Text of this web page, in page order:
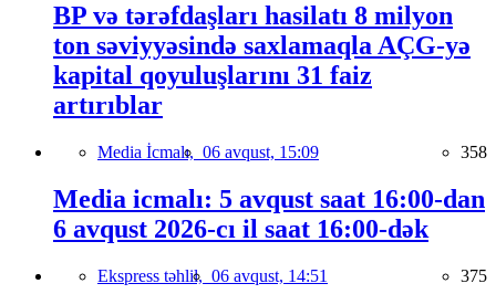
BP və tərəfdaşları hasilatı 8 milyon
ton səviyyəsində saxlamaqla AÇG-yə
kapital qoyuluşlarını 31 faiz
artırıblar
Media İcmalı, 06 avqust, 15:09 358
Media icmalı: 5 avqust saat 16:00-dan
6 avqust 2026-cı il saat 16:00-dək
Ekspress təhlil, 06 avqust, 14:51 375